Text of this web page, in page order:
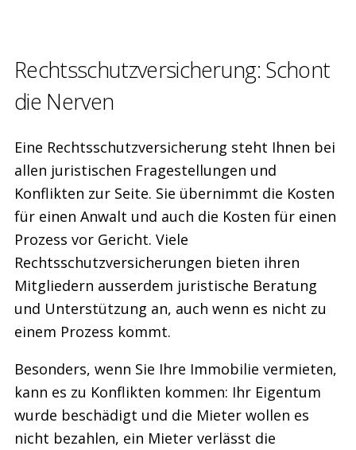
Rechts­schutz­versicherung: Schont
die Nerven
Eine Rechtsschutzversicherung steht Ihnen bei
allen juristischen Fragestellungen und
Konflikten zur Seite. Sie übernimmt die Kosten
für einen Anwalt und auch die Kosten für einen
Prozess vor Gericht. Viele
Rechtsschutzversicherungen bieten ihren
Mitgliedern ausserdem juristische Beratung
und Unterstützung an, auch wenn es nicht zu
einem Prozess kommt.
Besonders, wenn Sie Ihre Immobilie vermieten,
kann es zu Konflikten kommen: Ihr Eigentum
wurde beschädigt und die Mieter wollen es
nicht bezahlen, ein Mieter verlässt die